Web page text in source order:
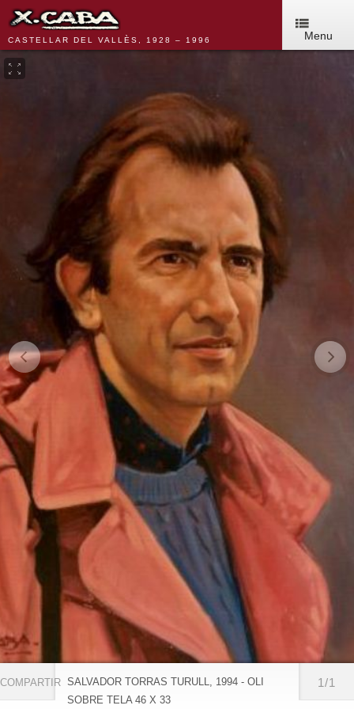
CASTELLAR DEL VALLÈS, 1928 – 1996 Menu
COMPARTIR 1/1
SALVADOR TORRAS TURULL, 1994 - OLI
SOBRE TELA 46 X 33